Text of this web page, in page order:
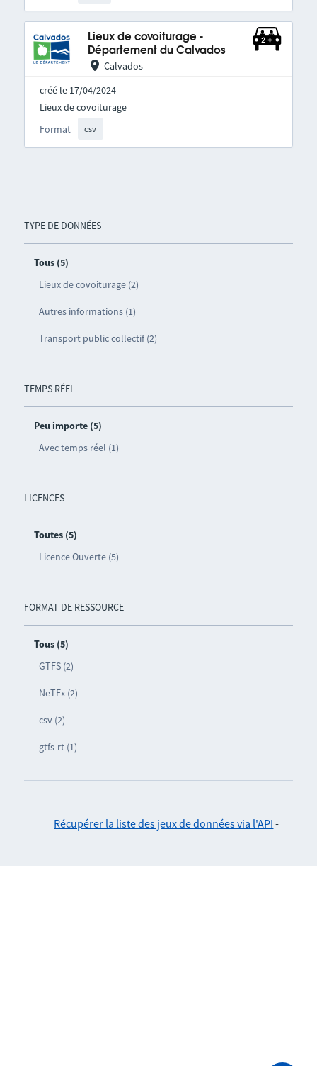
TYPE DE DONNÉES
Tous (5)
Lieux de covoiturage (2)
Autres informations (1)
Transport public collectif (2)
TEMPS RÉEL
Peu importe (5)
Avec temps réel (1)
LICENCES
Toutes (5)
Licence Ouverte (5)
FORMAT DE RESSOURCE
Tous (5)
GTFS (2)
NeTEx (2)
csv (2)
gtfs-rt (1)
Lieux de covoiturage -
Département du Calvados
Calvados
créé le 17/04/2024
Format csv
Lieux de covoiturage
Récupérer la liste des jeux de données via l'API -